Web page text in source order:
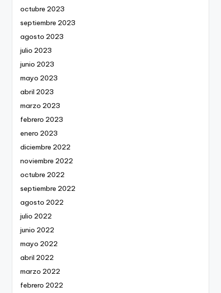
octubre 2023
septiembre 2023
agosto 2023
julio 2023
junio 2023
mayo 2023
abril 2023
marzo 2023
febrero 2023
enero 2023
diciembre 2022
noviembre 2022
octubre 2022
septiembre 2022
agosto 2022
julio 2022
junio 2022
mayo 2022
abril 2022
marzo 2022
febrero 2022